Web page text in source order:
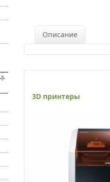
Описание
3D принтеры